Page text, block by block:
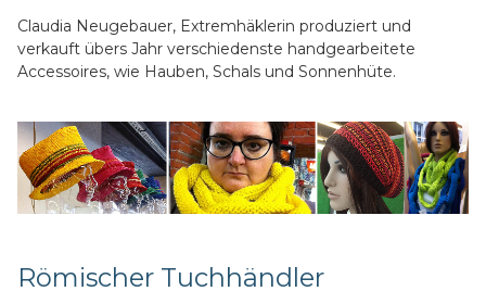
Claudia Neugebauer, Extremhäklerin produziert und
verkauft übers Jahr verschiedenste handgearbeitete
Accessoires, wie Hauben, Schals und Sonnenhüte.
Römischer Tuchhändler